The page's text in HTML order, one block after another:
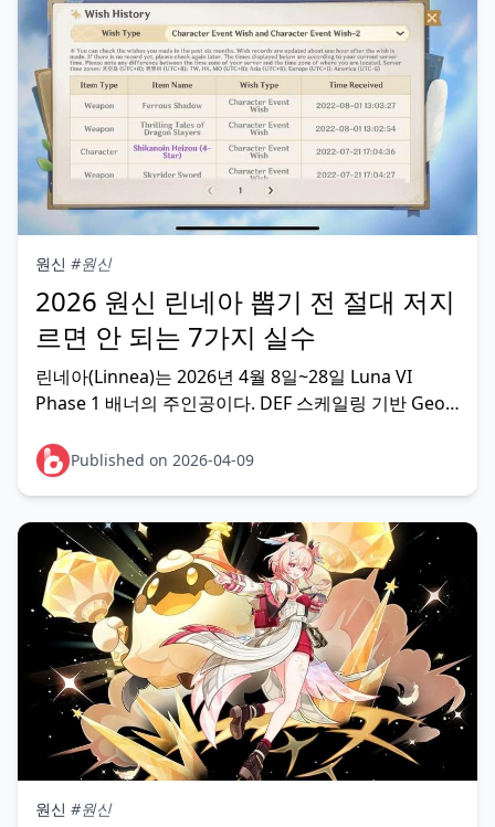
원신 #원신
2026 원신 린네아 뽑기 전 절대 저지
르면 안 되는 7가지 실수
린네아(Linnea)는 2026년 4월 8일~28일 Luna VI
Phase 1 배너의 주인공이다. DEF 스케일링 기반 Geo
힐러다. C0만으로도 완성형이지만, 준비 없이 뽑기 버
튼을 누르면 원
Published on 2026-04-09
원신 #원신